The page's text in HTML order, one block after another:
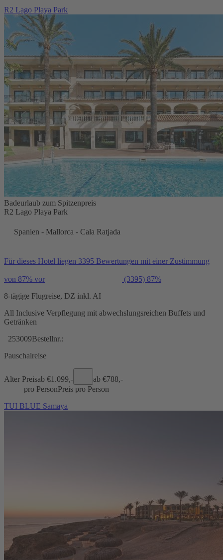
R2 Lago Playa Park
Badeurlaub zum Spitzenpreis
R2 Lago Playa Park
Spanien - Mallorca - Cala Ratjada
Für dieses Hotel liegen 3395 Bewertungen mit einer Zustimmung
von 87% vor (3395) 87%
8-tägige Flugreise, DZ inkl. AI
All Inclusive Verpflegung mit abwechslungsreichen Buffets und
Getränken
253009Bestellnr.:
Pauschalreise
Alter Preisab €1.099,- ab €788,-
pro PersonPreis pro Person
TUI BLUE Samaya